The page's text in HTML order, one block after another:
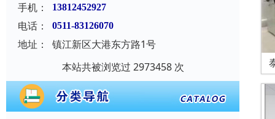
手机：
13812452927
电话： 0511-83126070
地址：
镇江新区大港东方路1号
本站共被浏览过 2973458 次